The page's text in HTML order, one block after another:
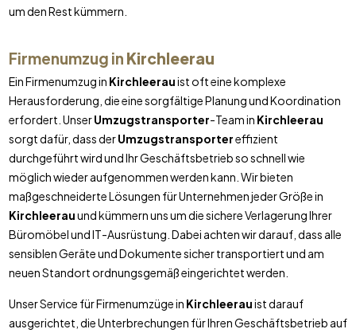
um den Rest kümmern.
Firmenumzug in Kirchleerau
Ein Firmenumzug in Kirchleerauist oft eine komplexe
Herausforderung, die eine sorgfältige Planung und Koordination
erfordert. UnserUmzugstransporter-Team in Kirchleerau
sorgt dafür, dass derUmzugstransportereffizient
durchgeführt wird und Ihr Geschäftsbetrieb so schnell wie
möglich wieder aufgenommen werden kann. Wir bieten
maßgeschneiderte Lösungen für Unternehmen jeder Größe in
Kirchleerauund kümmern uns um die sichere Verlagerung Ihrer
Büromöbel und IT-Ausrüstung. Dabei achten wir darauf, dass alle
sensiblen Geräte und Dokumente sicher transportiert und am
neuen Standort ordnungsgemäß eingerichtet werden.
Unser Service für Firmenumzüge in Kirchleerauist darauf
ausgerichtet, die Unterbrechungen für Ihren Geschäftsbetrieb auf